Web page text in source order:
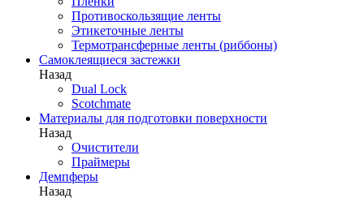
Противоскользящие ленты
Этикеточные ленты
Термотрансферные ленты (риббоны)
Cамоклеящиеся застежки
Назад
Dual Lock
Scotchmate
Материалы для подготовки поверхности
Назад
Очистители
Праймеры
Демпферы
Назад